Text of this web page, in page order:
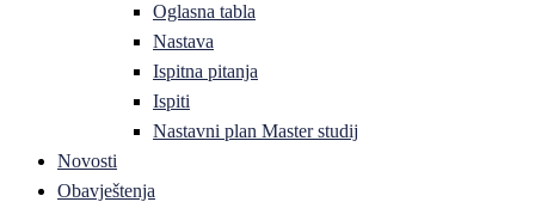
Oglasna tabla
Nastava
Ispitna pitanja
Ispiti
Nastavni plan Master studij
Novosti
Obavještenja